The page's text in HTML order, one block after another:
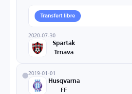
Transfert libre
2020-07-30
Spartak
Trnava
2019-01-01
Husqvarna
FF